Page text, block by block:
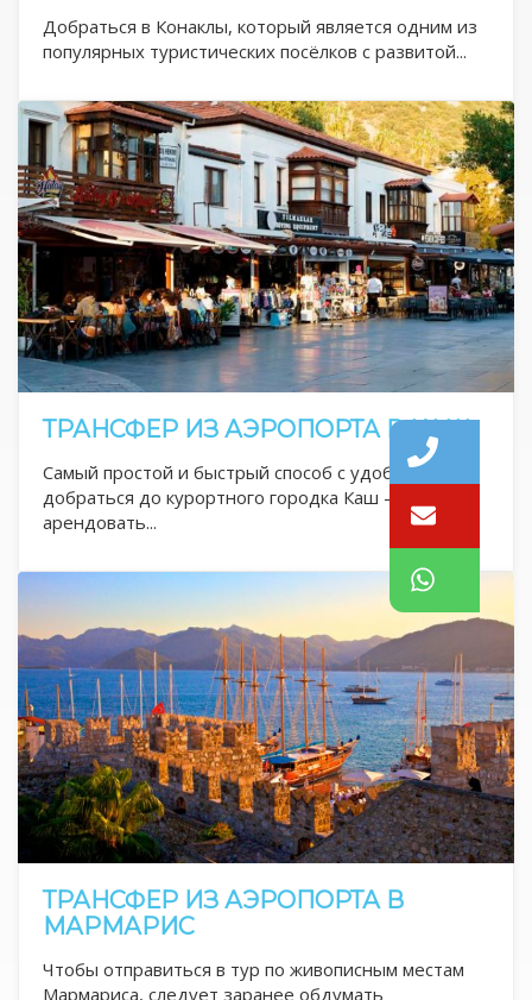
Добраться в Конаклы, который является одним из
популярных туристических посёлков с развитой...
ТРАНСФЕР ИЗ АЭРОПОРТА В КАШ
Самый простой и быстрый способ с удобством
добраться до курортного городка Каш -
арендовать...
ТРАНСФЕР ИЗ АЭРОПОРТА В
МАРМАРИС
Чтобы отправиться в тур по живописным местам
Мармариса, следует заранее обдумать